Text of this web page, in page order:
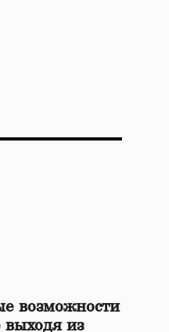
возможности
выходя из